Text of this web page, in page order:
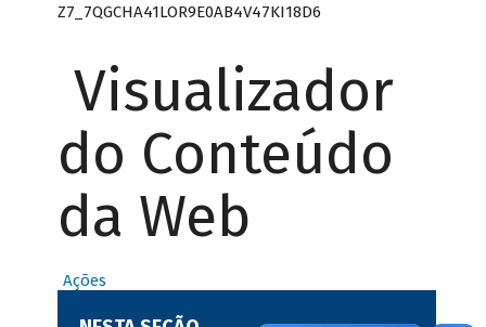
Z7_7QGCHA41LOR9E0AB4V47KI18D6
Visualizador
do Conteúdo
da Web
Ações